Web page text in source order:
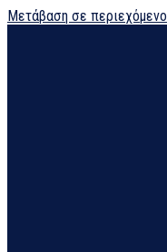
Μετάβαση σε περιεχόμενο